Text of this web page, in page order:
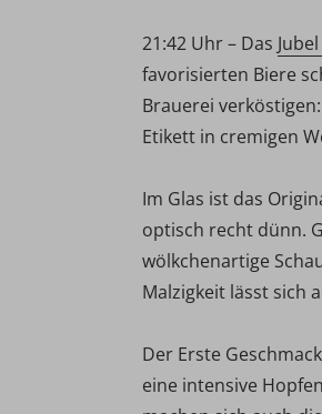
21:42 Uhr – Das
favorisierten Biere
Brauerei
Etikett in cremigen
Im Glas ist das
optisch recht dünn.
wölkchenartige
Malzigkeit lässt sich
Der Erste
eine intensive